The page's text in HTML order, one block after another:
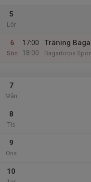
5
Lör
6
Sön
17:00
18:00
Träning
Bagartorps
7
Mån
8
Tis
9
Ons
10